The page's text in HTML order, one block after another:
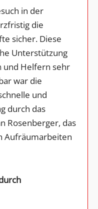
in der
die
sicher. Diese
Unterstützung
und Helfern sehr
war die
und
durch das
Rosenberger, das
Aufräumarbeiten